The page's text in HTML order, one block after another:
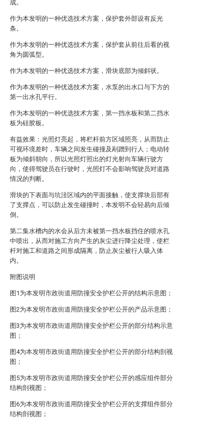
成。
作为本发明的一种优选技术方案，保护套外部设有反光
条。
作为本发明的一种优选技术方案，保护套从前往后看的视
角为圆弧型。
作为本发明的一种优选技术方案，滑块底部为倾斜状。
作为本发明的一种优选技术方案，水泵的出水口与下方的
第一出水孔平行。
作为本发明的一种优选技术方案，第一挡水板和第二挡水
板为硅胶板。
有益效果：光照灯亮起，将栏杆前方区域照亮，从而防止
可视环境差时，车辆之间发生碰撞及剐蹭到行人；电动转
板为倾斜朝向，所以光照灯照出的灯光射向车辆行驶方
向，使得驾驶员在行驶时，光照灯不会影响驾驶员对道路
情况的判断。
滑块的下表面与坑洼区域内的平面接触，使支撑块后部有
了支撑点，可以防止发生碰撞时，本发明不会轻易向后倾
倒。
第二集水槽内的水会从后方未被第一挡水板挡住的喷水孔
中喷出，从而对施工方向产生的灰尘进行降尘处理，使栏
杆对施工和道路之间形成隔离，防止灰尘被行人吸入体
内。
附图说明
图1为本发明市政街道用防撞安全护栏公开的结构示意图；
图2为本发明市政街道用防撞安全护栏公开的产品示意图；
图3为本发明市政街道用防撞安全护栏公开的部分结构示意
图；
图4为本发明市政街道用防撞安全护栏公开的部分结构剖视
图；
图5为本发明市政街道用防撞安全护栏公开的感应组件部分
结构剖视图；
图6为本发明市政街道用防撞安全护栏公开的支撑组件部分
结构剖视图；